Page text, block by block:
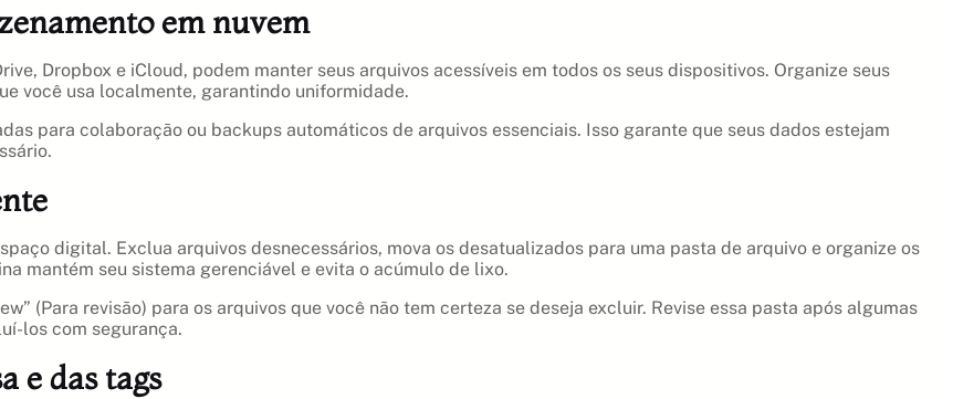
em nuvem
Dropbox e iCloud, podem manter seus arquivos acessíveis em todos os seus dispositivos. Organize seus
você usa localmente, garantindo uniformidade.
para colaboração ou backups automáticos de arquivos essenciais. Isso garante que seus dados estejam
digital. Exclua arquivos desnecessários, mova os desatualizados para uma pasta de arquivo e organize os
mantém seu sistema gerenciável e evita o acúmulo de lixo.
(Para revisão) para os arquivos que você não tem certeza se deseja excluir. Revise essa pasta após algumas
los com segurança.
e das tags